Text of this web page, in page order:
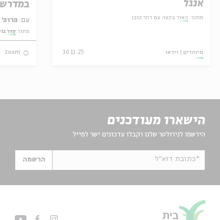
אנגל
מתוך: האור בקצה עם רוני קובן
מיוחדים וידאו 30.11.25
עם: פרופ' אביגדור שנאן
מתוך:סדר
zoom
הישארו מעודכנים
הירשמו לניוזלטר שלנו וקבלו עדכונים ישר למייל
*כתובת דוא"ל הרשמה